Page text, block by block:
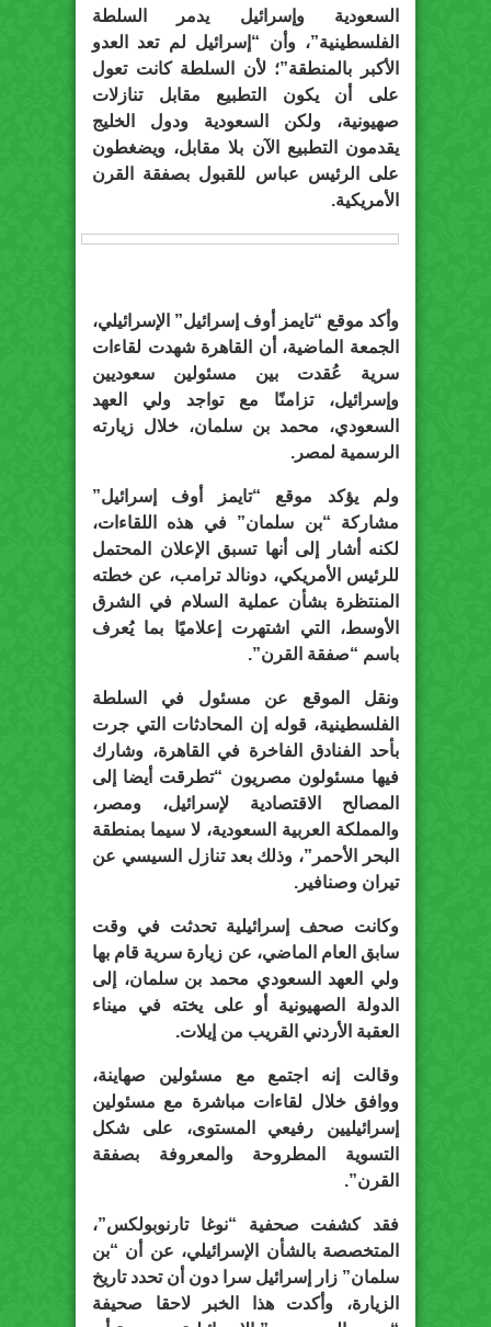
السعودية وإسرائيل يدمر السلطة
الفلسطينية”، وأن “إسرائيل لم تعد العدو
الأكبر بالمنطقة”؛ لأن السلطة كانت تعول
على أن يكون التطبيع مقابل تنازلات
صهيونية، ولكن السعودية ودول الخليج
يقدمون التطبيع الآن بلا مقابل، ويضغطون
على الرئيس عباس للقبول بصفقة القرن
الأمريكية.
وأكد موقع “تايمز أوف إسرائيل” الإسرائيلي،
الجمعة الماضية، أن القاهرة شهدت لقاءات
سرية عُقدت بين مسئولين سعوديين
وإسرائيل، تزامنًا مع تواجد ولي العهد
السعودي، محمد بن سلمان، خلال زيارته
الرسمية لمصر.
ولم يؤكد موقع “تايمز أوف إسرائيل”
مشاركة “بن سلمان” في هذه اللقاءات،
لكنه أشار إلى أنها تسبق الإعلان المحتمل
للرئيس الأمريكي، دونالد ترامب، عن خطته
المنتظرة بشأن عملية السلام في الشرق
الأوسط، التي اشتهرت إعلاميًا بما يُعرف
باسم “صفقة القرن”.
ونقل الموقع عن مسئول في السلطة
الفلسطينية، قوله إن المحادثات التي جرت
بأحد الفنادق الفاخرة في القاهرة، وشارك
فيها مسئولون مصريون “تطرقت أيضا إلى
المصالح الاقتصادية لإسرائيل، ومصر،
والمملكة العربية السعودية، لا سيما بمنطقة
البحر الأحمر”، وذلك بعد تنازل السيسي عن
تيران وصنافير.
وكانت صحف إسرائيلية تحدثت في وقت
سابق العام الماضي، عن زيارة سرية قام بها
ولي العهد السعودي محمد بن سلمان، إلى
الدولة الصهيونية أو على يخته في ميناء
العقبة الأردني القريب من إيلات.
وقالت إنه اجتمع مع مسئولين صهاينة،
ووافق خلال لقاءات مباشرة مع مسئولين
إسرائيليين رفيعي المستوى، على شكل
التسوية المطروحة والمعروفة بصفقة
القرن”.
فقد كشفت صحفية “نوغا تارنوبولكس”،
المتخصصة بالشأن الإسرائيلي، عن أن “بن
سلمان” زار إسرائيل سرا دون أن تحدد تاريخ
الزيارة، وأكدت هذا الخبر لاحقا صحيفة